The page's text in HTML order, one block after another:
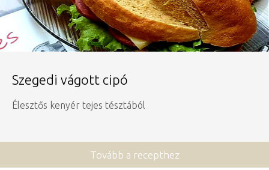
Szegedi vágott cipó
Élesztős kenyér tejes tésztából
Tovább a recepthez